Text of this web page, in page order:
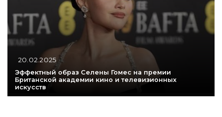
20.02.2025
Эффектный образ Селены Гомес на премии
Британской академии кино и телевизионных
искусств